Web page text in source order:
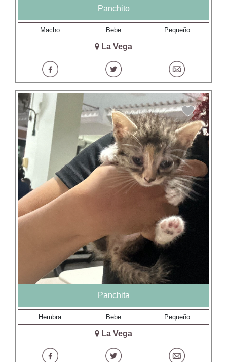
Panchito
Macho Bebe Pequeño
La Vega
Panchita
Hembra Bebe Pequeño
La Vega